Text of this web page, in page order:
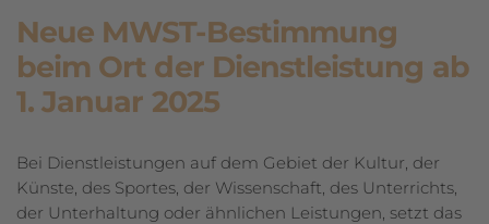
Neue MWST-Bestimmung
beim Ort der Dienstleistung ab
1. Januar 2025
Bei Dienstleistungen auf dem Gebiet der Kultur, der
Künste, des Sportes, der Wissenschaft, des Unterrichts,
der Unterhaltung oder ähnlichen Leistungen, setzt das